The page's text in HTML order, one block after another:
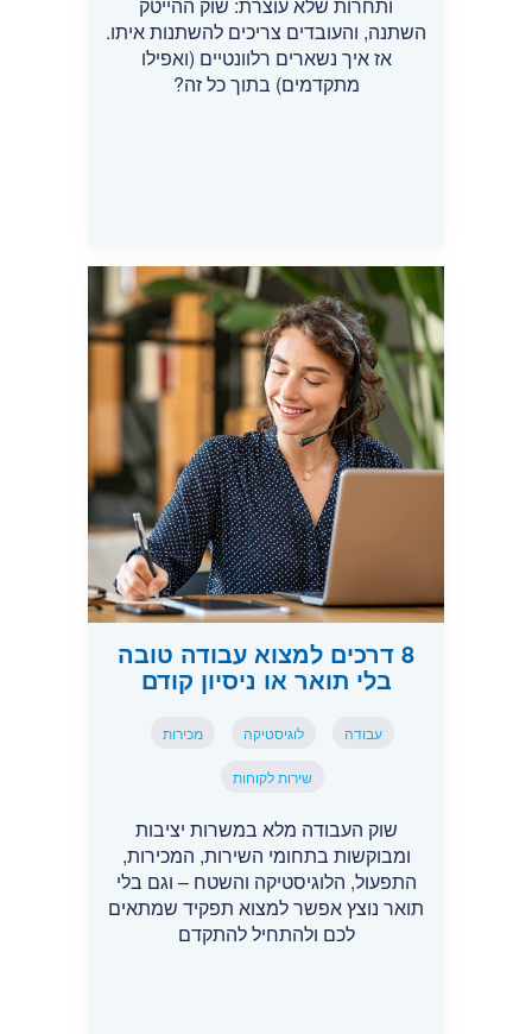
השתנה, והעובדים צריכים להשתנות איתו.
אז איך נשארים רלוונטיים (ואפילו
מתקדמים) בתוך כל זה?
8 דרכים למצוא עבודה טובה
בלי תואר או ניסיון קודם
עבודה לוגיסטיקה מכירות
שירות לקוחות
שוק העבודה מלא במשרות יציבות
ומבוקשות בתחומי השירות, המכירות,
התפעול, הלוגיסטיקה והשטח – וגם בלי
תואר נוצץ אפשר למצוא תפקיד שמתאים
לכם ולהתחיל להתקדם